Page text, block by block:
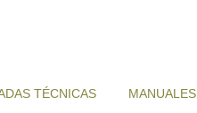
TÉCNICAS MANUALES